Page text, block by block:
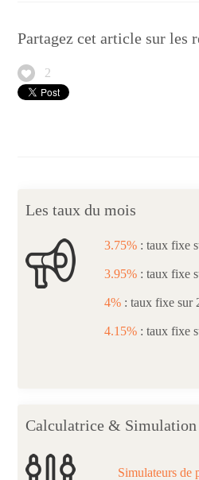
Partagez cet article sur les
2
Les taux du mois
3.75% : taux fixe
3.95% : taux fixe
4% : taux fixe sur
4.15% : taux fixe
Calculatrice & Simulation
Simulateurs de